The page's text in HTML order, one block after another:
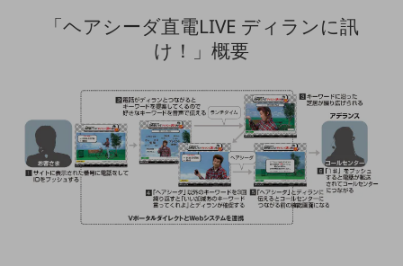
DXに関する課題を解決する
サービス・ソリューションをご紹介
ネットワーク・モバイル
クラウド・データセンター
電話・映像コミュニケーション
「ヘアシーダ直電LIVE ディランに訊
け！」概要